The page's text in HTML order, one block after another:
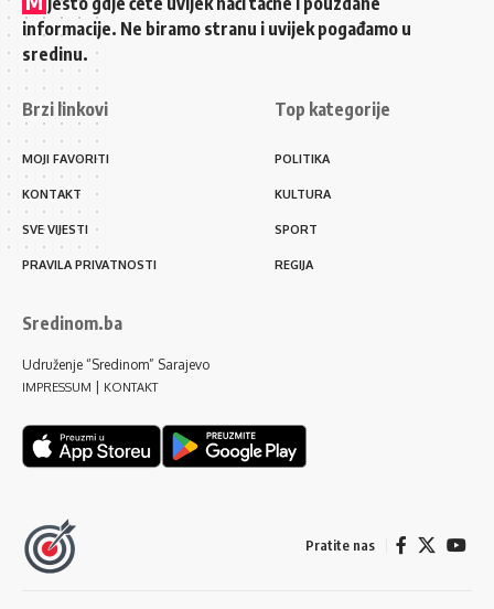
informacije. Ne biramo stranu i uvijek pogađamo u
sredinu.
Brzi linkovi
MOJI FAVORITI
KONTAKT
SVE VIJESTI
PRAVILA PRIVATNOSTI
Top kategorije
POLITIKA
KULTURA
SPORT
REGIJA
Sredinom.ba
Udruženje “Sredinom” Sarajevo
IMPRESSUM | KONTAKT
Pratite nas